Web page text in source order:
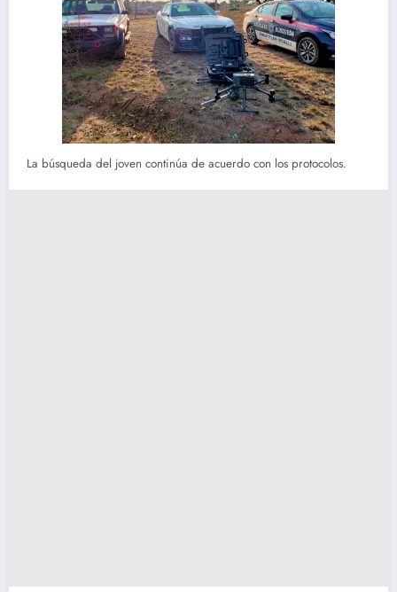
La búsqueda del joven continúa de acuerdo con los protocolos.